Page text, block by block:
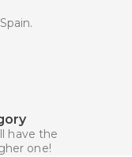
have the
one!